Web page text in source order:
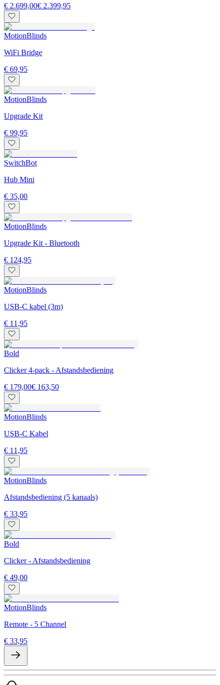
€ 2.699,00€ 2.399,95
MotionBlinds
WiFi Bridge
€ 69,95
MotionBlinds
Upgrade Kit
€ 99,95
SwitchBot
Hub Mini
€ 35,00
MotionBlinds
Upgrade Kit - Bluetooth
€ 124,95
MotionBlinds
USB-C kabel (3m)
€ 11,95
Bold
Clicker 4-pack - Afstandsbediening
€ 179,00€ 163,50
MotionBlinds
USB-C Kabel
€ 11,95
MotionBlinds
Afstandsbediening (5 kanaals)
€ 33,95
Bold
Clicker - Afstandsbediening
€ 49,00
MotionBlinds
Remote - 5 Channel
€ 33,95